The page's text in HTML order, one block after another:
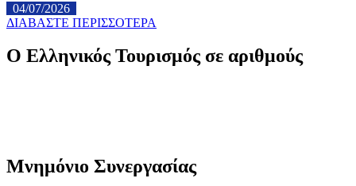
04/07/2026
ΔΙΑΒΑΣΤΕ ΠΕΡΙΣΣΟΤΕΡΑ
Ο Ελληνικός Τουρισμός σε αριθμούς
Μνημόνιο Συνεργασίας